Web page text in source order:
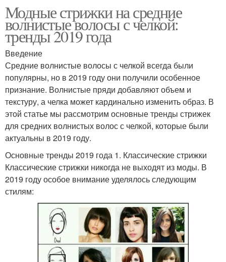
Модные стрижки на средние
волнистые волосы с челкой:
тренды 2019 года
Введение
Средние волнистые волосы с челкой всегда были
популярны, но в 2019 году они получили особенное
признание. Волнистые пряди добавляют объем и
текстуру, а челка может кардинально изменить образ. В
этой статье мы рассмотрим основные тренды стрижек
для средних волнистых волос с челкой, которые были
актуальны в 2019 году.
Основные тренды 2019 года 1. Классические стрижки
Классические стрижки никогда не выходят из моды. В
2019 году особое внимание уделялось следующим
стилям: